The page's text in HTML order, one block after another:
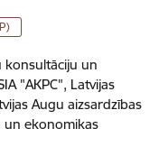
konsultāciju un
"AKPC", Latvijas
Augu aizsardzības
un ekonomikas